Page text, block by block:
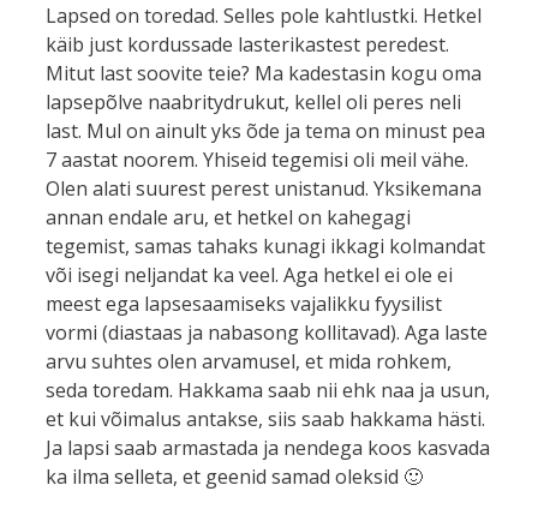
Lapsed on toredad. Selles pole kahtlustki. Hetkel
käib just kordussade lasterikastest peredest.
Mitut last soovite teie? Ma kadestasin kogu oma
lapsepõlve naabritydrukut, kellel oli peres neli
last. Mul on ainult yks õde ja tema on minust pea
7 aastat noorem. Yhiseid tegemisi oli meil vähe.
Olen alati suurest perest unistanud. Yksikemana
annan endale aru, et hetkel on kahegagi
tegemist, samas tahaks kunagi ikkagi kolmandat
või isegi neljandat ka veel. Aga hetkel ei ole ei
meest ega lapsesaamiseks vajalikku fyysilist
vormi (diastaas ja nabasong kollitavad). Aga laste
arvu suhtes olen arvamusel, et mida rohkem,
seda toredam. Hakkama saab nii ehk naa ja usun,
et kui võimalus antakse, siis saab hakkama hästi.
Ja lapsi saab armastada ja nendega koos kasvada
ka ilma selleta, et geenid samad oleksid 🙂